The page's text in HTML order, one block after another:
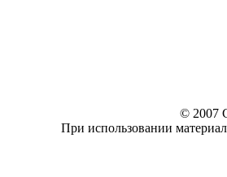
© 2007
При использовании